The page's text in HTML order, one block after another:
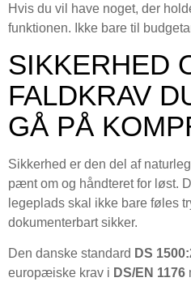
Hvis du vil have noget, der
funktionen. Ikke bare til
SIKKERHED
FALDKRAV
GÅ PÅ
Sikkerhed er den del af
pænt om og håndteret for løst.
legeplads skal ikke bare føles
dokumenterbart sikker.
Den danske standard DS
europæiske krav i DS/EN 1176